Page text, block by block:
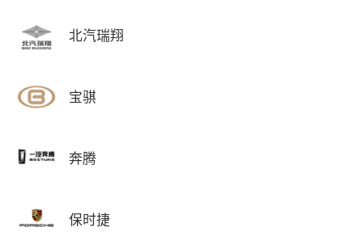
北汽瑞翔
宝骐
奔腾
保时捷